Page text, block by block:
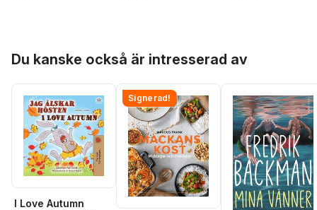
Du kanske också är intresserad av
I Love Autumn
Signerad!